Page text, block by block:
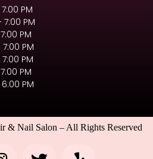
PM
7:00 PM
PM
PM
PM
PM
PM
& Nail Salon – All Rights Reserved